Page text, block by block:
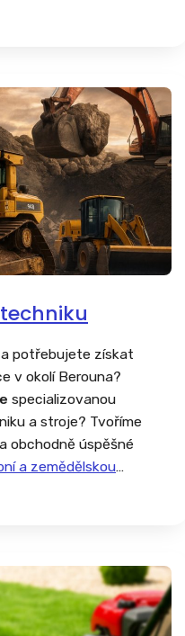
rehabilitací další
tvoříme
potřebujete získat
v okolí Berouna?
specializovanou
a stroje? Tvoříme
obchodně úspěšné
a zemědělskou
zahálet, tak proč své
úspěšný web?